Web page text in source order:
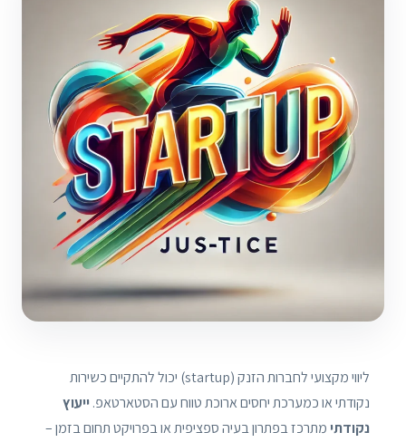
ליווי מקצועי לחברות הזנק (startup) יכול להתקיים כשירות
נקודתי או כמערכת יחסים ארוכת טווח עם הסטארטאפ.ייעוץ
נקודתי מתרכז בפתרון בעיה ספציפית או בפרויקט תחום בזמן –